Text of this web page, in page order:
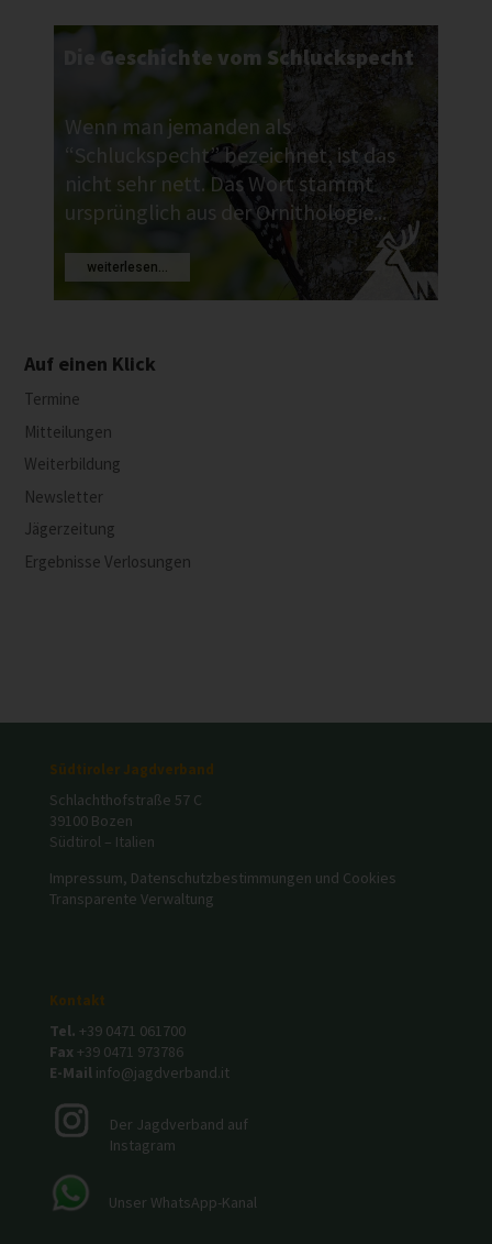
Die Geschichte vom Schluckspecht
Wenn man jemanden als
“Schluckspecht” bezeichnet, ist das
nicht sehr nett. Das Wort stammt
ursprünglich aus der Ornithologie...
weiterlesen...
Auf einen Klick
Termine
Mitteilungen
Weiterbildung
Newsletter
Jägerzeitung
Ergebnisse Verlosungen
Südtiroler Jagdverband
Schlachthofstraße 57 C
39100 Bozen
Südtirol – Italien
Impressum, Datenschutzbestimmungen und Cookies
Transparente Verwaltung
Kontakt
Tel. +39 0471 061700
Fax +39 0471 973786
E-Mail info@jagdverband.it
Der Jagdverband auf
Instagram
Unser WhatsApp-Kanal